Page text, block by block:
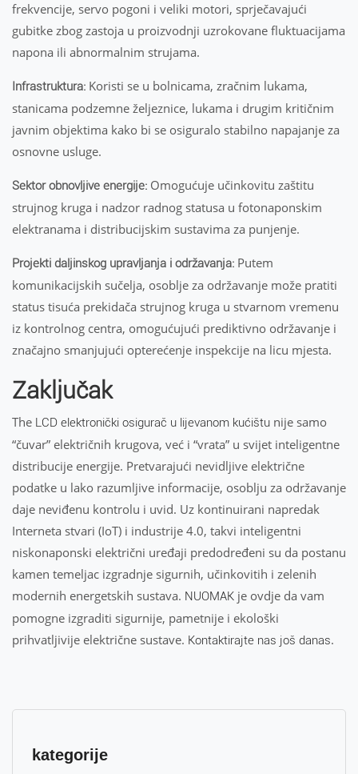
frekvencije, servo pogoni i veliki motori, sprječavajući
gubitke zbog zastoja u proizvodnji uzrokovane fluktuacijama
napona ili abnormalnim strujama.
Infrastruktura: Koristi se u bolnicama, zračnim lukama,
stanicama podzemne željeznice, lukama i drugim kritičnim
javnim objektima kako bi se osiguralo stabilno napajanje za
osnovne usluge.
Sektor obnovljive energije: Omogućuje učinkovitu zaštitu
strujnog kruga i nadzor radnog statusa u fotonaponskim
elektranama i distribucijskim sustavima za punjenje.
Projekti daljinskog upravljanja i održavanja: Putem
komunikacijskih sučelja, osoblje za održavanje može pratiti
status tisuća prekidača strujnog kruga u stvarnom vremenu
iz kontrolnog centra, omogućujući prediktivno održavanje i
značajno smanjujući opterećenje inspekcije na licu mjesta.
Zaključak
The LCD elektronički osigurač u lijevanom kućištu nije samo
“čuvar” električnih krugova, već i “vrata” u svijet inteligentne
distribucije energije. Pretvarajući nevidljive električne
podatke u lako razumljive informacije, osoblju za održavanje
daje neviđenu kontrolu i uvid. Uz kontinuirani napredak
Interneta stvari (IoT) i industrije 4.0, takvi inteligentni
niskonaponski električni uređaji predodređeni su da postanu
kamen temeljac izgradnje sigurnih, učinkovitih i zelenih
modernih energetskih sustava. NUOMAK je ovdje da vam
pomogne izgraditi sigurnije, pametnije i ekološki
prihvatljivije električne sustave. Kontaktirajte nas još danas.
kategorije